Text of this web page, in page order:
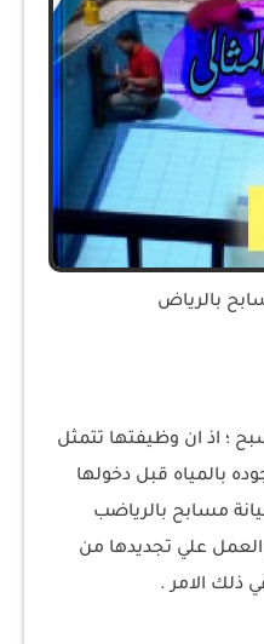
بالرياض
؛ اذ ان وظيفتها تتمثل
بالمياه قبل دخولها
مسابح بالرياضب
العمل علي تجديدها من
ذلك الامر .